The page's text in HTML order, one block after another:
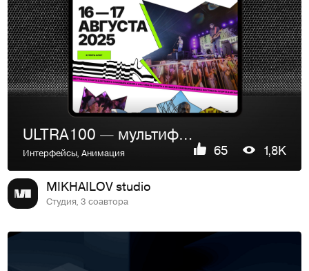
ULTRA100 — мультиформатный спортивный фестиваль
Интерфейсы,Анимация 65 1,8K
MIKHAILOV studio
Студия, 3 соавтора